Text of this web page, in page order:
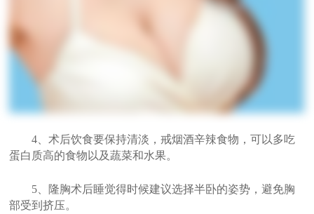
4、术后饮食要保持清淡，戒烟酒辛辣食物，可以多吃
蛋白质高的食物以及蔬菜和水果。
5、隆胸术后睡觉得时候建议选择半卧的姿势，避免胸
部受到挤压。